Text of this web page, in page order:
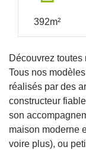
392m²
Découvrez
Tous nos
réalisés par des
constructeur
son
maison moderne
voire plus), ou